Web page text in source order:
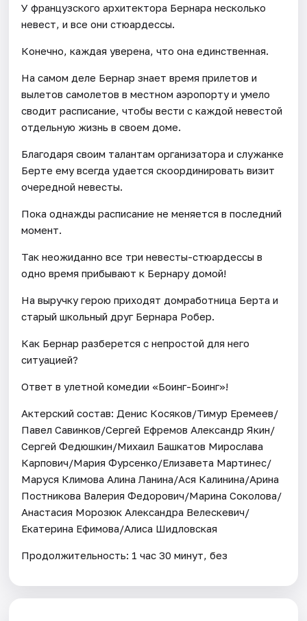
У французского архитектора Бернара несколько
невест, и все они стюардессы.
Конечно, каждая уверена, что она единственная.
На самом деле Бернар знает время прилетов и
вылетов самолетов в местном аэропорту и умело
сводит расписание, чтобы вести с каждой невестой
отдельную жизнь в своем доме.
Благодаря своим талантам организатора и служанке
Берте ему всегда удается скоординировать визит
очередной невесты.
Пока однажды расписание не меняется в последний
момент.
Так неожиданно все три невесты-стюардессы в
одно время прибывают к Бернару домой!
На выручку герою приходят домработница Берта и
старый школьный друг Бернара Робер.
Как Бернар разберется с непростой для него
ситуацией?
Ответ в улетной комедии «Боинг-Боинг»!
Актерский состав: Денис Косяков/Тимур Еремеев/
Павел Савинков/Сергей Ефремов Александр Якин/
Сергей Федюшкин/Михаил Башкатов Мирослава
Карпович/Мария Фурсенко/Елизавета Мартинес/
Маруся Климова Алина Ланина/Ася Калинина/Арина
Постникова Валерия Федорович/Марина Соколова/
Анастасия Морозюк Александра Велескевич/
Екатерина Ефимова/Алиса Шидловская
Продолжительность: 1 час 30 минут, без